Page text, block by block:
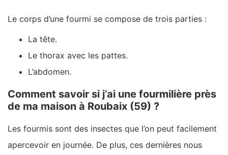
Le corps d’une fourmi se compose de trois parties :
La tête.
Le thorax avec les pattes.
L’abdomen.
Comment savoir si j’ai une fourmilière près
de ma maison à Roubaix (59) ?
Les fourmis sont des insectes que l’on peut facilement
apercevoir en journée. De plus, ces dernières nous